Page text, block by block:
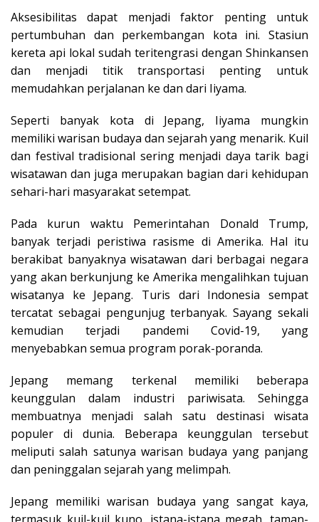
Aksesibilitas dapat menjadi faktor penting untuk
pertumbuhan dan perkembangan kota ini. Stasiun
kereta api lokal sudah teritengrasi dengan Shinkansen
dan menjadi titik transportasi penting untuk
memudahkan perjalanan ke dan dari Iiyama.
Seperti banyak kota di Jepang, Iiyama mungkin
memiliki warisan budaya dan sejarah yang menarik. Kuil
dan festival tradisional sering menjadi daya tarik bagi
wisatawan dan juga merupakan bagian dari kehidupan
sehari-hari masyarakat setempat.
Pada kurun waktu Pemerintahan Donald Trump,
banyak terjadi peristiwa rasisme di Amerika. Hal itu
berakibat banyaknya wisatawan dari berbagai negara
yang akan berkunjung ke Amerika mengalihkan tujuan
wisatanya ke Jepang. Turis dari Indonesia sempat
tercatat sebagai pengunjug terbanyak. Sayang sekali
kemudian terjadi pandemi Covid-19, yang
menyebabkan semua program porak-poranda.
Jepang memang terkenal memiliki beberapa
keunggulan dalam industri pariwisata. Sehingga
membuatnya menjadi salah satu destinasi wisata
populer di dunia. Beberapa keunggulan tersebut
meliputi salah satunya warisan budaya yang panjang
dan peninggalan sejarah yang melimpah.
Jepang memiliki warisan budaya yang sangat kaya,